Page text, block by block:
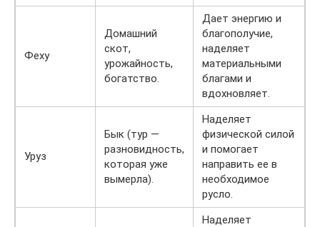
Феху
Домашний
скот,
урожайность,
богатство.
Дает энергию и
благополучие,
наделяет
материальными
благами и
вдохновляет.
Уруз
Бык (тур —
разновидность,
которая уже
вымерла).
Наделяет
физической силой
и помогает
направить ее в
необходимое
русло.
Наделяет